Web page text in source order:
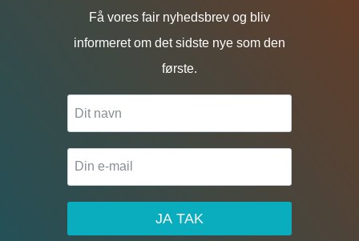
Få vores fair nyhedsbrev og bliv
informeret om det sidste nye som den
første.
JA TAK